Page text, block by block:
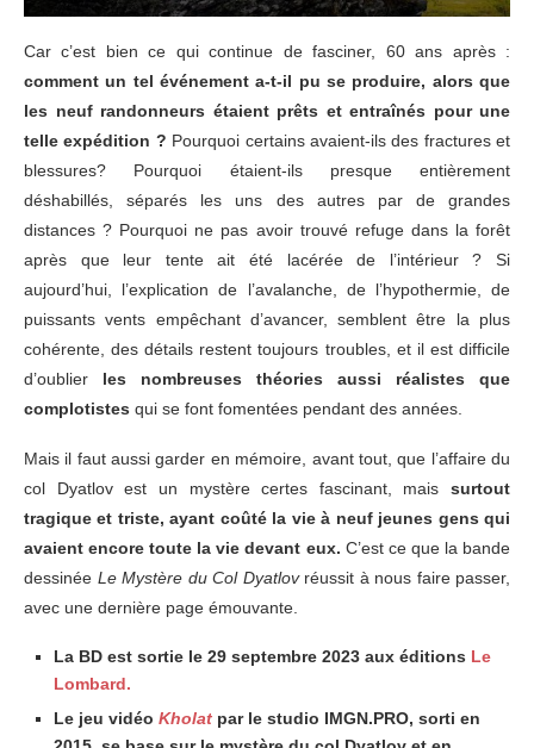
Car c’est bien ce qui continue de fasciner, 60 ans après :
comment un tel événement a-t-il pu se produire, alors que
les neuf randonneurs étaient prêts et entraînés pour une
telle expédition ? Pourquoi certains avaient-ils des fractures et
blessures? Pourquoi étaient-ils presque entièrement
déshabillés, séparés les uns des autres par de grandes
distances ? Pourquoi ne pas avoir trouvé refuge dans la forêt
après que leur tente ait été lacérée de l’intérieur ? Si
aujourd’hui, l’explication de l’avalanche, de l’hypothermie, de
puissants vents empêchant d’avancer, semblent être la plus
cohérente, des détails restent toujours troubles, et il est difficile
d’oublier les nombreuses théories aussi réalistes que
complotistes qui se font fomentées pendant des années.
Mais il faut aussi garder en mémoire, avant tout, que l’affaire du
col Dyatlov est un mystère certes fascinant, mais surtout
tragique et triste, ayant coûté la vie à neuf jeunes gens qui
avaient encore toute la vie devant eux. C’est ce que la bande
dessinée Le Mystère du Col Dyatlovréussit à nous faire passer,
avec une dernière page émouvante.
La BD est sortie le 29 septembre 2023 aux éditions Le
Lombard.
Le jeu vidéo Kholat par le studio IMGN.PRO, sorti en